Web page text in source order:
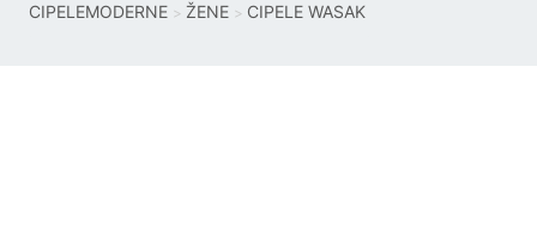
CIPELEMODERNE ŽENE CIPELE WASAK